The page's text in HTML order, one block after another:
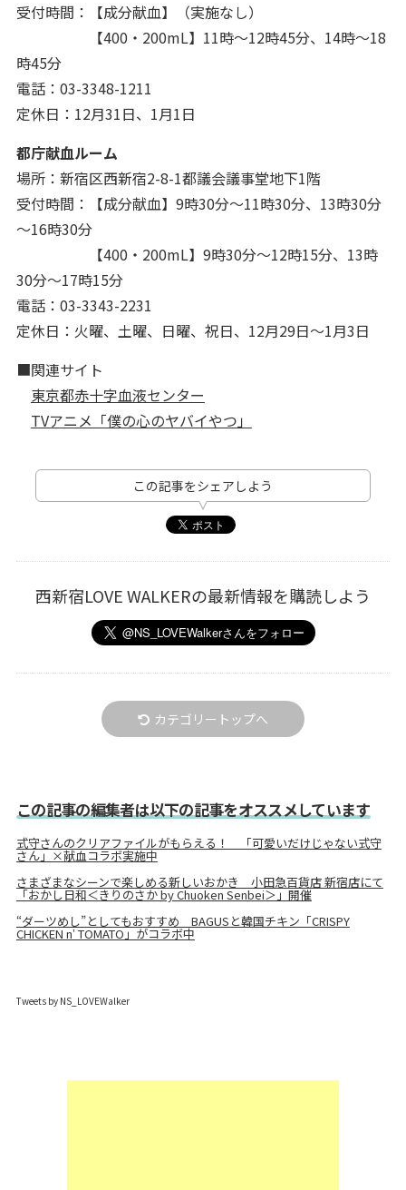
受付時間：【成分献血】（実施なし）
【400・200mL】11時～12時45分、14時～18
時45分
電話：03-3348-1211
定休日：12月31日、1月1日
都庁献血ルーム
場所：新宿区西新宿2-8-1都議会議事堂地下1階
受付時間：【成分献血】9時30分～11時30分、13時30分
～16時30分
【400・200mL】9時30分～12時15分、13時
30分～17時15分
電話：03-3343-2231
定休日：火曜、土曜、日曜、祝日、12月29日～1月3日
■関連サイト
東京都赤十字血液センター
TVアニメ「僕の心のヤバイやつ」
この記事をシェアしよう
西新宿LOVE WALKERの最新情報を購読しよう
カテゴリートップへ
この記事の編集者は以下の記事をオススメしています
式守さんのクリアファイルがもらえる！ 「可愛いだけじゃない式守
さん」×献血コラボ実施中
さまざまなシーンで楽しめる新しいおかき 小田急百貨店 新宿店にて
「おかし日和＜きりのさか by Chuoken Senbei＞」開催
“ダーツめし”としてもおすすめ BAGUSと韓国チキン「CRISPY
CHICKEN nʼ TOMATO」がコラボ中
Tweets by NS_LOVEWalker